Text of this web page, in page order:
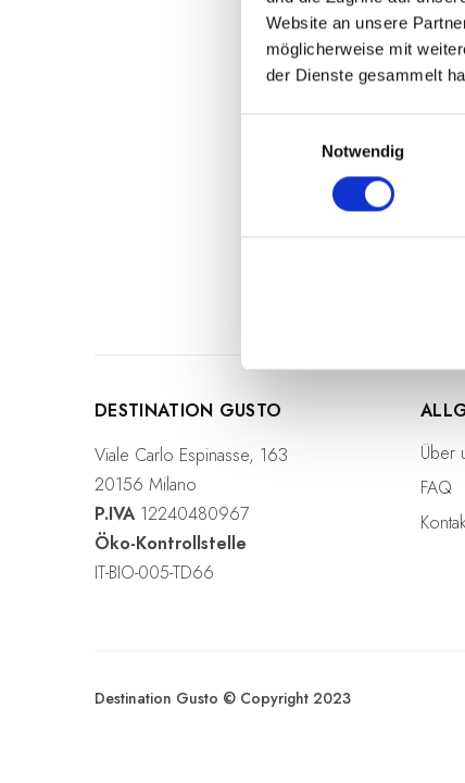
Website an unsere
möglicherweise mit
der Dienste gesammelt
g
a
s
w
Notwendig
einfachen
Konsistenz über
Die eingelegten
sofort
Neben der
Würzen von
DESTINATION GUSTO
Viale Carlo Espinasse, 163
20156 Milano
P.IVA12240480967
Öko-Kontrollstelle
IT-BIO-005-TD66
Über
FAQ
Destination Gusto © Copyright 2023